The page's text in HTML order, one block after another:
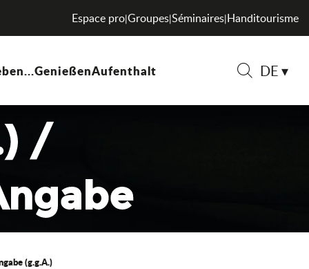
DE
Espace pro|Groupes|Séminaires|Handitourisme
GenießenAufenthalt
/
(g.g.A.)